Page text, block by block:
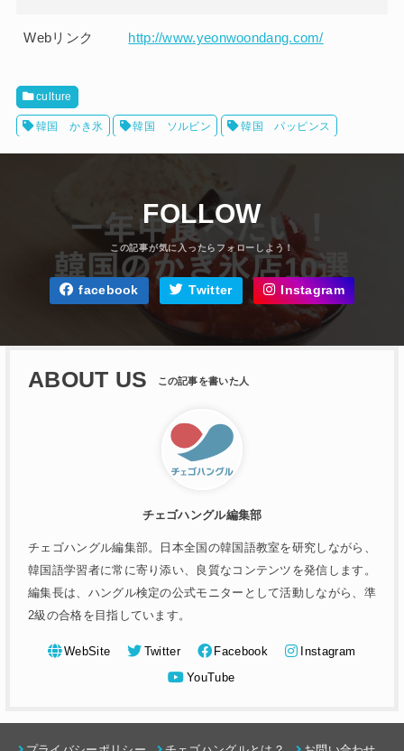
Webリンク http://www.yeonwoondang.com/
culture
韓国 かき氷 韓国 ソルビン 韓国 パッピンス
FOLLOW
facebook Twitter Instagram
ABOUT US
チェゴハングル編集部
チェゴハングル編集部。日本全国の韓国語教室を研究しながら、
韓国語学習者に常に寄り添い、良質なコンテンツを発信します。
編集長は、ハングル検定の公式モニターとして活動しながら、準
2級の合格を目指しています。
WebSite Twitter Facebook
Instagram
YouTube